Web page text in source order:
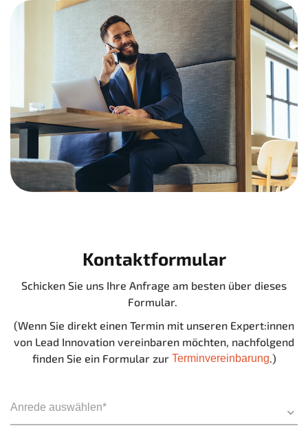
Kontaktformular
Schicken Sie uns Ihre Anfrage am besten über dieses
Formular.
(Wenn Sie direkt einen Termin mit unseren Expert:innen
von Lead Innovation vereinbaren möchten, nachfolgend
finden Sie ein Formular zur Terminvereinbarung.)